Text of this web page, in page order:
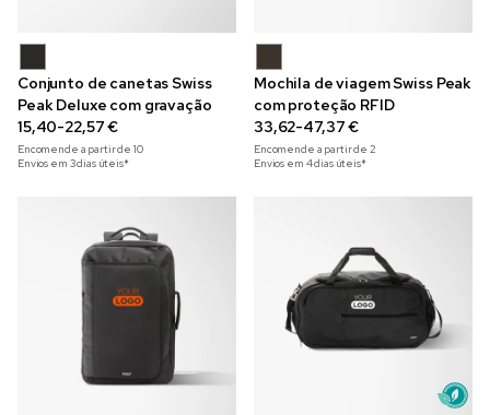
Conjunto de canetas Swiss
Peak Deluxe com gravação
15,40-22,57 €
Encomende a partir de 10
Envios em 3 dias úteis*
Mochila de viagem Swiss Peak
com proteção RFID
33,62-47,37 €
Encomende a partir de 2
Envios em 4 dias úteis*